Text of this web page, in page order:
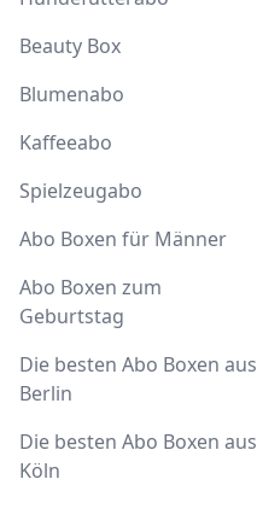
Beauty Box
Blumenabo
Kaffeeabo
Spielzeugabo
Abo Boxen für Männer
Abo Boxen zum
Geburtstag
Die besten Abo Boxen aus
Berlin
Die besten Abo Boxen aus
Köln